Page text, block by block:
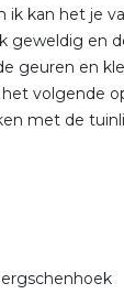
ik kan het je
geweldig en
geuren en
volgende
met de